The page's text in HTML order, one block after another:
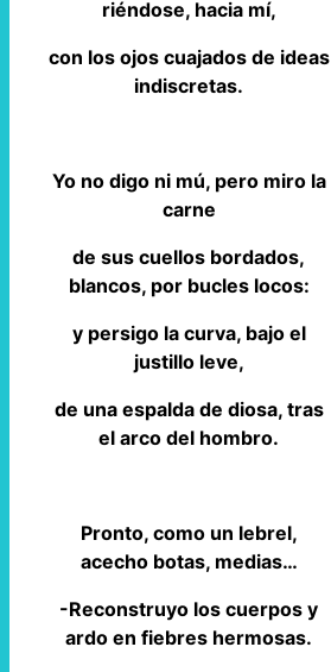
riéndose, hacia mí,
con los ojos cuajados de ideas
indiscretas.
Yo no digo ni mú, pero miro la
carne
de sus cuellos bordados,
blancos, por bucles locos:
y persigo la curva, bajo el
justillo leve,
de una espalda de diosa, tras
el arco del hombro.
Pronto, como un lebrel,
acecho botas, medias…
-Reconstruyo los cuerpos y
ardo en fiebres hermosas.